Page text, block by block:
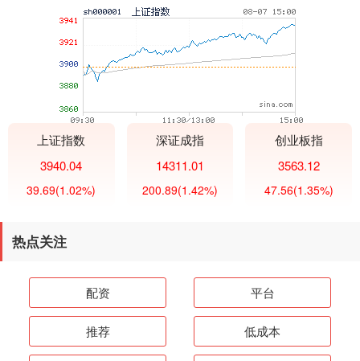
上证指数
3940.04
39.69(1.02%)
深证成指
14311.01
200.89(1.42%)
创业板指
3563.12
47.56(1.35%)
热点关注
配资 平台
推荐 低成本